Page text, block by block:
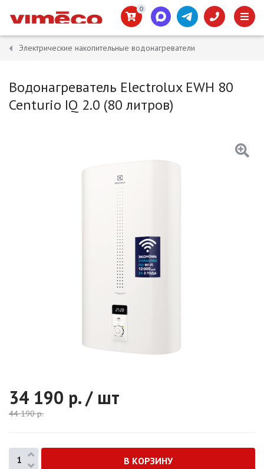
0
Электрические накопительные водонагреватели
Водонагреватель Electrolux EWH 80
Centurio IQ 2.0 (80 литров)
34 190 р. / шт
44 190р.